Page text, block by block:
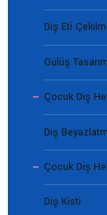
Diş Eti
Gülüş
Çocuk Diş
Diş
Çocuk Diş
Diş Kisti